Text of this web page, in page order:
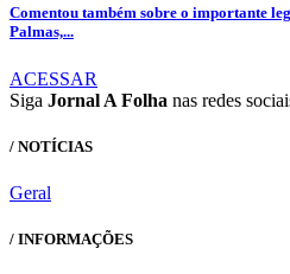
Comentou também sobre o importante
Palmas,...
ACESSAR
Siga Jornal A Folha nas redes
/ NOTÍCIAS
Geral
/ INFORMAÇÕES